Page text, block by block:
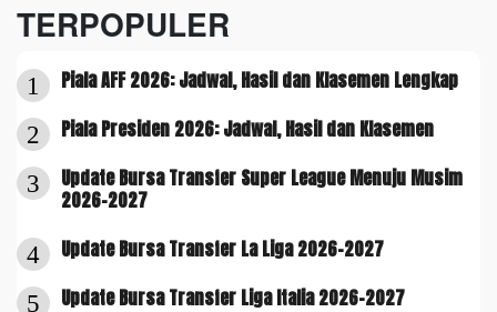
TERPOPULER
1 Piala AFF 2026: Jadwal, Hasil dan Klasemen Lengkap
2 Piala Presiden 2026: Jadwal, Hasil dan Klasemen
3
Update Bursa Transfer Super League Menuju Musim
2026-2027
4 Update Bursa Transfer La Liga 2026-2027
5 Update Bursa Transfer Liga Italia 2026-2027